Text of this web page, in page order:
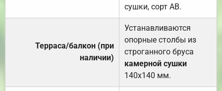
сушки, сорт АВ.
Терраса/балкон (при
наличии)
Устанавливаются
опорные столбы из
строганного бруса
камерной сушки
140х140 мм.